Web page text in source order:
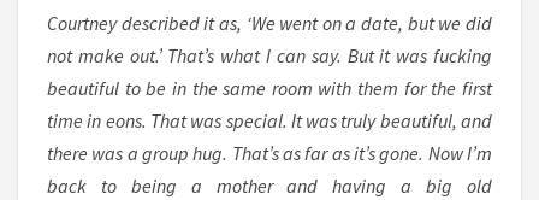
Courtney described it as, ‘We went on a date, but we did
not make out.’ That’s what I can say. But it was fucking
beautiful to be in the same room with them for the first
time in eons. That was special. It was truly beautiful, and
there was a group hug. That’s as far as it’s gone. Now I’m
back to being a mother and having a big old